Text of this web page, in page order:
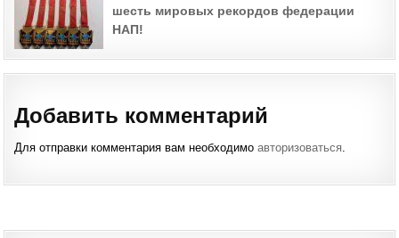
шесть мировых рекордов федерации
НАП!
Добавить комментарий
Для отправки комментария вам необходимоавторизоваться.